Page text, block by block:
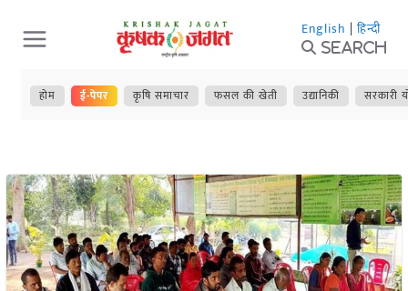
Skip
to
content
English | हिन्दी
Search
होम ई-पेपर कृषि समाचार फसल की खेती उद्यानिकी सरकारी